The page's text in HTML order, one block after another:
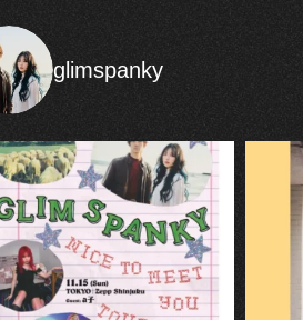
glimspanky